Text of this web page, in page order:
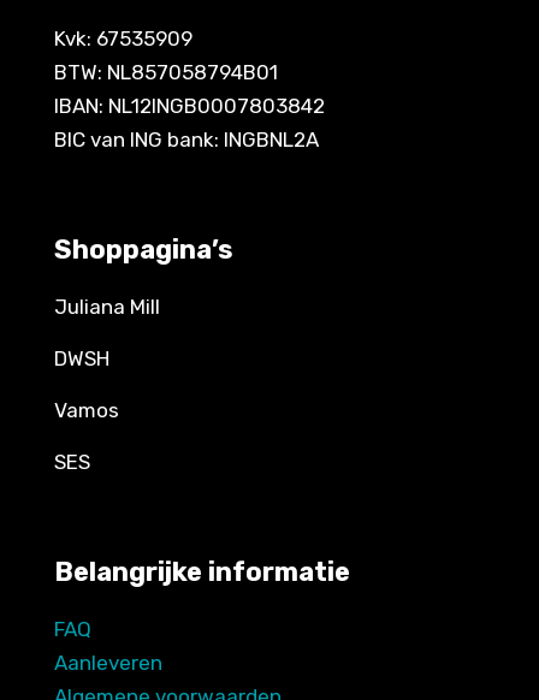
Kvk: 67535909
BTW: NL857058794B01
IBAN: NL12INGB0007803842
BIC van ING bank: INGBNL2A
Shoppagina’s
Juliana Mill
DWSH
Vamos
SES
Belangrijke informatie
FAQ
Aanleveren